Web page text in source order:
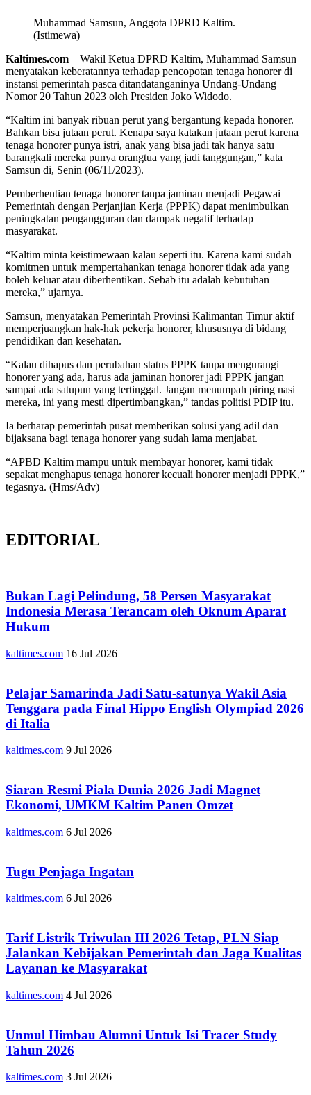
Muhammad Samsun, Anggota DPRD Kaltim.
(Istimewa)
Kaltimes.com – Wakil Ketua DPRD Kaltim, Muhammad Samsun
menyatakan keberatannya terhadap pencopotan tenaga honorer di
instansi pemerintah pasca ditandatanganinya Undang-Undang
Nomor 20 Tahun 2023 oleh Presiden Joko Widodo.
“Kaltim ini banyak ribuan perut yang bergantung kepada honorer.
Bahkan bisa jutaan perut. Kenapa saya katakan jutaan perut karena
tenaga honorer punya istri, anak yang bisa jadi tak hanya satu
barangkali mereka punya orangtua yang jadi tanggungan,” kata
Samsun di, Senin (06/11/2023).
Pemberhentian tenaga honorer tanpa jaminan menjadi Pegawai
Pemerintah dengan Perjanjian Kerja (PPPK) dapat menimbulkan
peningkatan pengangguran dan dampak negatif terhadap
masyarakat.
“Kaltim minta keistimewaan kalau seperti itu. Karena kami sudah
komitmen untuk mempertahankan tenaga honorer tidak ada yang
boleh keluar atau diberhentikan. Sebab itu adalah kebutuhan
mereka,” ujarnya.
Samsun, menyatakan Pemerintah Provinsi Kalimantan Timur aktif
memperjuangkan hak-hak pekerja honorer, khususnya di bidang
pendidikan dan kesehatan.
“Kalau dihapus dan perubahan status PPPK tanpa mengurangi
honorer yang ada, harus ada jaminan honorer jadi PPPK jangan
sampai ada satupun yang tertinggal. Jangan menumpah piring nasi
mereka, ini yang mesti dipertimbangkan,” tandas politisi PDIP itu.
Ia berharap pemerintah pusat memberikan solusi yang adil dan
bijaksana bagi tenaga honorer yang sudah lama menjabat.
“APBD Kaltim mampu untuk membayar honorer, kami tidak
sepakat menghapus tenaga honorer kecuali honorer menjadi PPPK,”
tegasnya. (Hms/Adv)
EDITORIAL
Bukan Lagi Pelindung, 58 Persen Masyarakat
Indonesia Merasa Terancam oleh Oknum Aparat
Hukum
kaltimes.com 16 Jul 2026
Pelajar Samarinda Jadi Satu-satunya Wakil Asia
Tenggara pada Final Hippo English Olympiad 2026
di Italia
kaltimes.com 9 Jul 2026
Siaran Resmi Piala Dunia 2026 Jadi Magnet
Ekonomi, UMKM Kaltim Panen Omzet
kaltimes.com 6 Jul 2026
Tugu Penjaga Ingatan
kaltimes.com 6 Jul 2026
Tarif Listrik Triwulan III 2026 Tetap, PLN Siap
Jalankan Kebijakan Pemerintah dan Jaga Kualitas
Layanan ke Masyarakat
kaltimes.com 4 Jul 2026
Unmul Himbau Alumni Untuk Isi Tracer Study
Tahun 2026
kaltimes.com 3 Jul 2026